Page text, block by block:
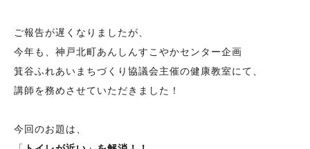
ご報告が遅くなりましたが、
今年も、神戸北町あんしんすこやかセンター企画
箕谷ふれあいまちづくり協議会主催の健康教室にて、
講師を務めさせていただきました！
今回のお題は、